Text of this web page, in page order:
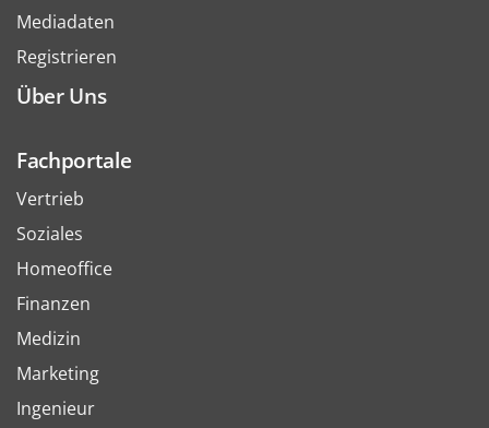
Mediadaten
Registrieren
Über Uns
Fachportale
Vertrieb
Soziales
Homeoffice
Finanzen
Medizin
Marketing
Ingenieur